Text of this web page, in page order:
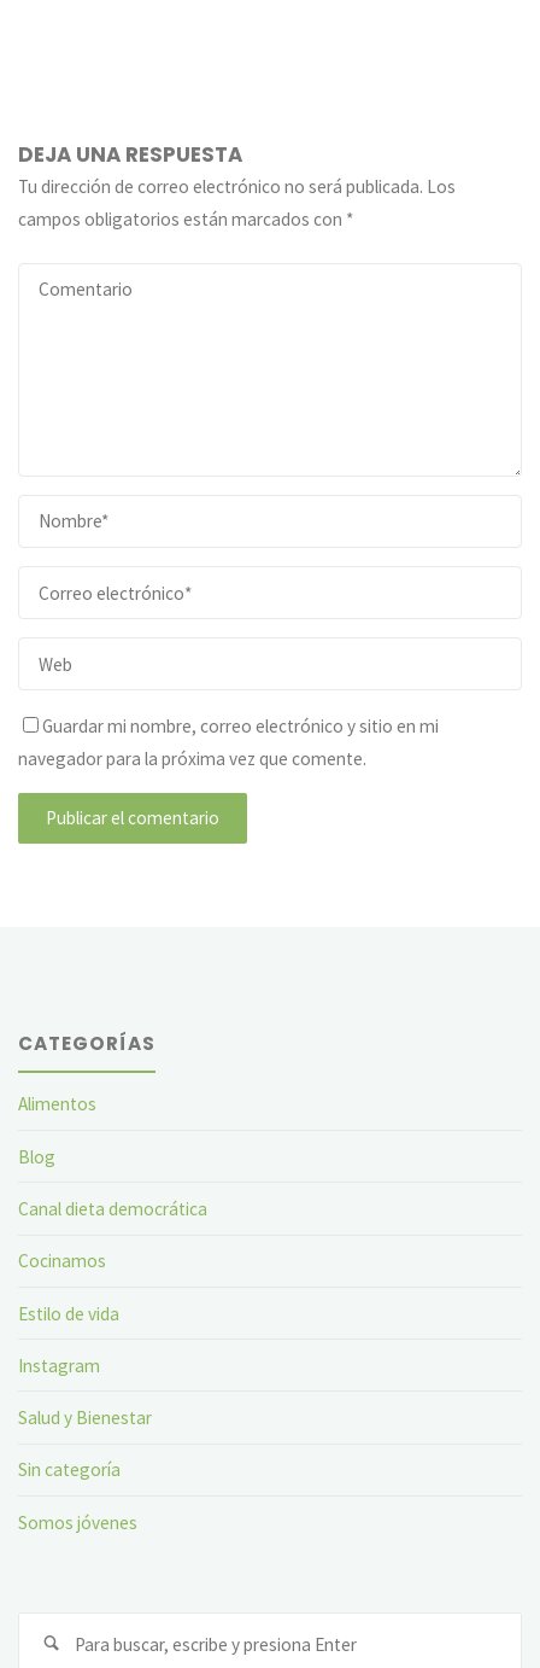
DEJA UNA RESPUESTA
Tu dirección de correo electrónico no será publicada. Los
campos obligatorios están marcados con *
Guardar mi nombre, correo electrónico y sitio en mi
navegador para la próxima vez que comente.
CATEGORÍAS
Alimentos
Blog
Canal dieta democrática
Cocinamos
Estilo de vida
Instagram
Salud y Bienestar
Sin categoría
Somos jóvenes